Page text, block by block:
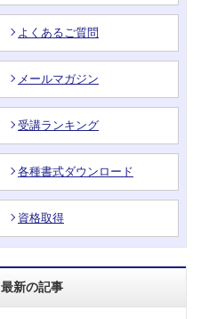
よくあるご質問
メールマガジン
受講ランキング
各種書式ダウンロード
資格取得
最新の記事